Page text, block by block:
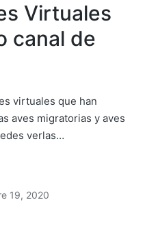
Virtuales
canal de
virtuales que han
aves migratorias y aves
verlas…
19, 2020